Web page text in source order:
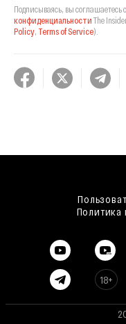
Подписываясь, вы соглашаетесь с
конфиденциальности The
Policy Terms of Service).
Политика
18+